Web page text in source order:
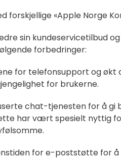
forskjellige «Apple Norge
sin kundeservicetilbud og
forbedringer:
for telefonsupport og økt
for brukerne.
chat-tjenesten for å gi
har vært spesielt nyttig
for e-poststøtte for å